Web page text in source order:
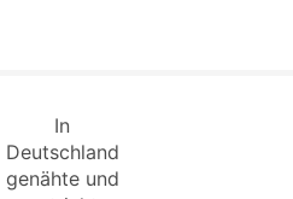
In
Deutschland
genähte und